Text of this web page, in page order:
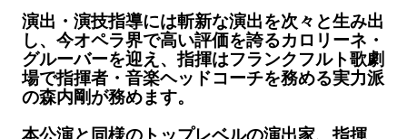
演出・演技指導には斬新な演出を次々と生み出
し、今オペラ界で高い評価を誇るカロリーネ・
グルーバーを迎え、指揮はフランクフルト歌劇
場で指揮者・音楽ヘッドコーチを務める実力派
の森内剛が務めます。
本公演と同様のトップレベルの演出家、指揮